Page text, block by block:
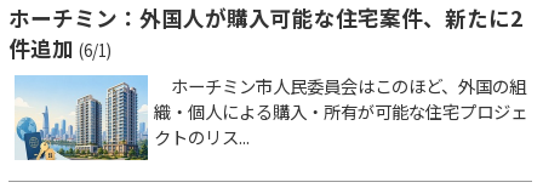
ホーチミン：外国人が購入可能な住宅案件、新たに2
件追加 (6/1)
ホーチミン市人民委員会はこのほど、外国の組
織・個人による購入・所有が可能な住宅プロジェ
クトのリス...